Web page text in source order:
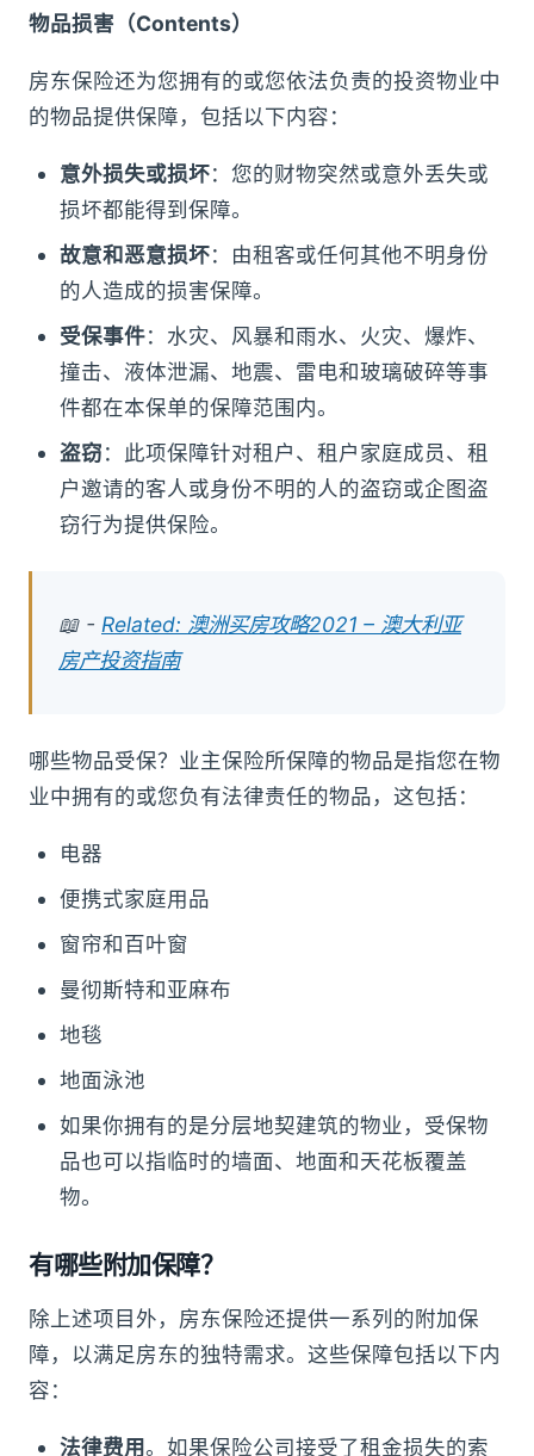
物品损害（Contents）
房东保险还为您拥有的或您依法负责的投资物业中
的物品提供保障，包括以下内容：
意外损失或损坏：您的财物突然或意外丢失或
损坏都能得到保障。
故意和恶意损坏：由租客或任何其他不明身份
的人造成的损害保障。
受保事件：水灾、风暴和雨水、火灾、爆炸、
撞击、液体泄漏、地震、雷电和玻璃破碎等事
件都在本保单的保障范围内。
盗窃：此项保障针对租户、租户家庭成员、租
户邀请的客人或身份不明的人的盗窃或企图盗
窃行为提供保险。
📖 - Related: 澳洲买房攻略2021 – 澳大利亚
房产投资指南
哪些物品受保？业主保险所保障的物品是指您在物
业中拥有的或您负有法律责任的物品，这包括：
电器
便携式家庭用品
窗帘和百叶窗
曼彻斯特和亚麻布
地毯
地面泳池
如果你拥有的是分层地契建筑的物业，受保物
品也可以指临时的墙面、地面和天花板覆盖
物。
有哪些附加保障？
除上述项目外，房东保险还提供一系列的附加保
障，以满足房东的独特需求。这些保障包括以下内
容：
法律费用。如果保险公司接受了租金损失的索